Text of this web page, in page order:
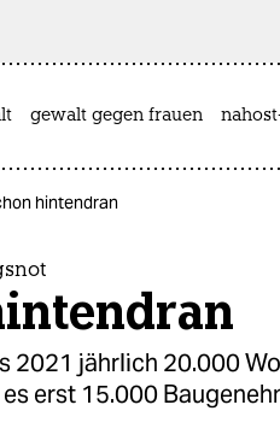
gewalt gegen frauen
hintendran
2021 jährlich 20.000
erst 15.000